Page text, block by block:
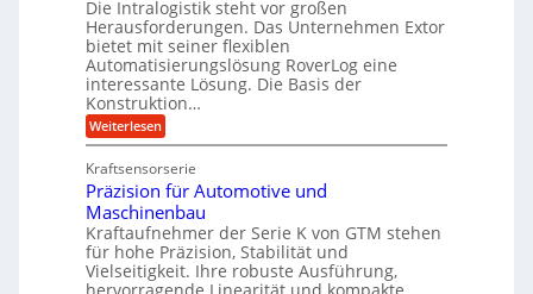
V
e
r
g
l
e
c
u
g
e
l
g
e
w
i
n
d
e
t
r
U
m
s
a
t
z
n
d
A
u
f
A
r
b
e
i
t
s
l
o
s
e
,
w
Die Intralogistik steht vor großen
Herausforderungen. Das Unternehmen Extor
bietet mit seiner flexiblen
Automatisierungslösung RoverLog eine
interessante Lösung. Die Basis der
Konstruktion…
Weiterlesen:
Z
h
n
s
t
a
n
g
Kraftsensorserie
Präzision für Automotive und
Maschinenbau
Kraftaufnehmer der Serie K von GTM stehen
für hohe Präzision, Stabilität und
Vielseitigkeit. Ihre robuste Ausführung,